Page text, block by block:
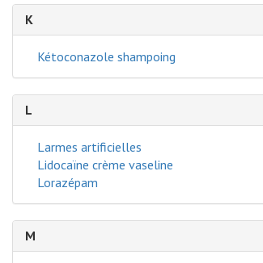
K
Kétoconazole shampoing
L
Larmes artificielles
Lidocaïne crème vaseline
Lorazépam
M